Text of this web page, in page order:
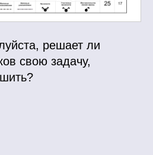
решает ли
свою задачу,